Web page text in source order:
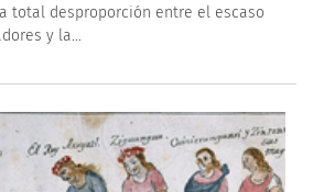
total desproporción entre el escaso
y la...